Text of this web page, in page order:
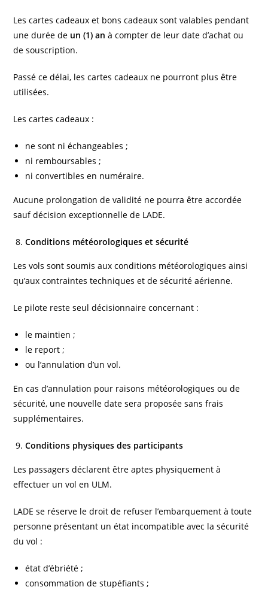
Les cartes cadeaux et bons cadeaux sont valables pendant
une durée de un (1) an à compter de leur date d’achat ou
de souscription.
Passé ce délai, les cartes cadeaux ne pourront plus être
utilisées.
Les cartes cadeaux :
ne sont ni échangeables ;
ni remboursables ;
ni convertibles en numéraire.
Aucune prolongation de validité ne pourra être accordée
sauf décision exceptionnelle de LADE.
Conditions météorologiques et sécurité
Les vols sont soumis aux conditions météorologiques ainsi
qu’aux contraintes techniques et de sécurité aérienne.
Le pilote reste seul décisionnaire concernant :
le maintien ;
le report ;
ou l’annulation d’un vol.
En cas d’annulation pour raisons météorologiques ou de
sécurité, une nouvelle date sera proposée sans frais
supplémentaires.
Conditions physiques des participants
Les passagers déclarent être aptes physiquement à
effectuer un vol en ULM.
LADE se réserve le droit de refuser l’embarquement à toute
personne présentant un état incompatible avec la sécurité
du vol :
état d’ébriété ;
consommation de stupéfiants ;